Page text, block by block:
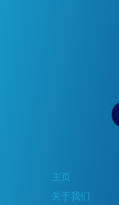
主页
关于我们